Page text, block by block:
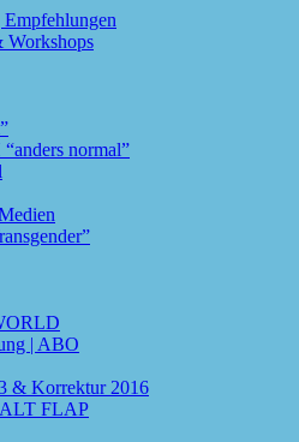
normal”
| ABO
& Korrektur 2016
ALT FLAP